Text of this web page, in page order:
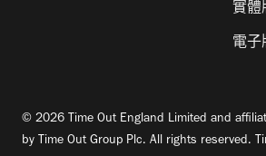
實體
電子
© 2026 Time Out England Limited and
by Time Out Group Plc. All rights reserved.